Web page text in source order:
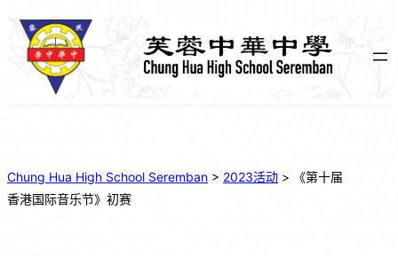
Chung Hua High School Seremban > 2023活动 >
《第十届
香港国际音乐节》初赛